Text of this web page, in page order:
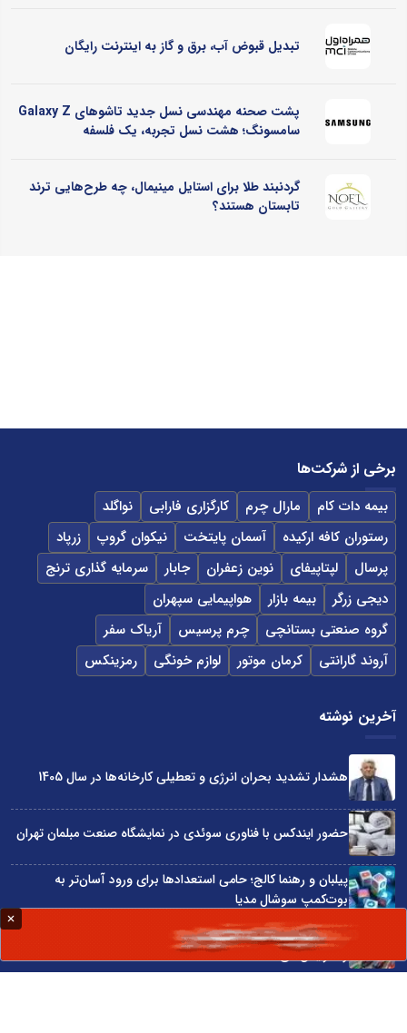
تبدیل قبوض آب، برق و گاز به اینترنت رایگان
پشت صحنه مهندسی نسل جدید تاشوهای Galaxy Z
سامسونگ؛ هشت نسل تجربه، یک فلسفه
گردنبند طلا برای استایل مینیمال، چه طرح‌هایی ترند
تابستان هستند؟
برخی از شرکت‌ها
بیمه دات کام مارال چرم کارگزاری فارابی
نواگلد
رستوران کافه ارکیده
آسمان پایتخت نیکوان گروپ
زرپاد
پرسال
لپتاپیفای نوین زعفران جابار
سرمایه گذاری ترنج
دیجی زرگر
بیمه بازار
هواپیمایی سپهران
گروه صنعتی بستانچی
چرم پرسیس
آریاک سفر
آروند گارانتی
کرمان موتور لوازم خونگی رمزینکس
آخرین نوشته
هشدار تشدید بحران انرژی و تعطیلی کارخانه‌ها در سال 1405
حضور ایندکس با فناوری سوئدی در نمایشگاه صنعت مبلمان تهران
پیلبان و رهنما کالج؛ حامی استعدادها برای ورود آسان‌تر به
بوت‌کمپ سوشال مدیا
واردات مستقیم از چین؛ چگونه حذف واسطه‌ها سود کسب‌وکارها
را افزایش می‌دهد؟